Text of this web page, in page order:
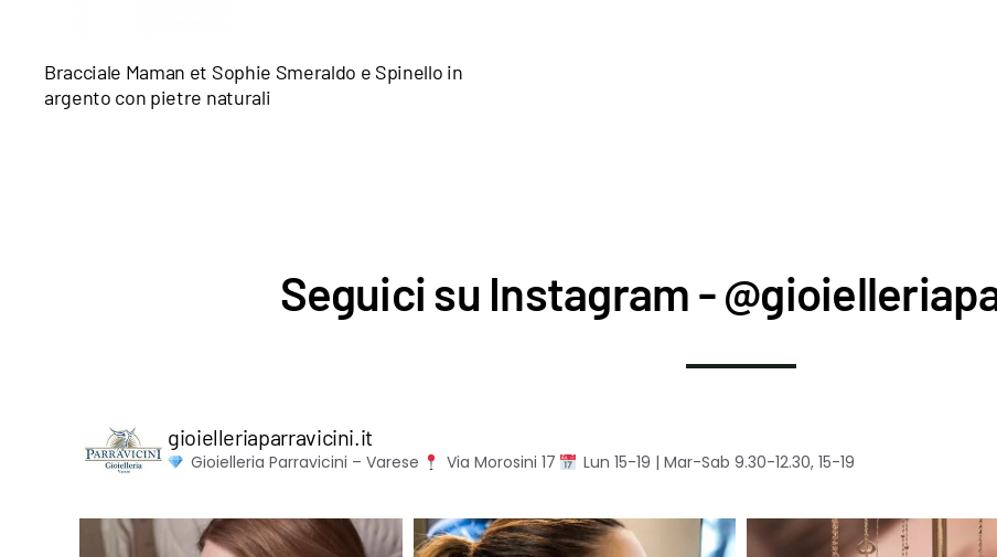
Bracciale Maman et Sophie Smeraldo e Spinello in
argento con pietre naturali
Seguici su Instagram -
gioielleriaparravicini.it
Gioielleria Parravicini – Varese Via Morosini 17 Lun 15-19 | Mar-Sab 9.30-12.30, 15-19